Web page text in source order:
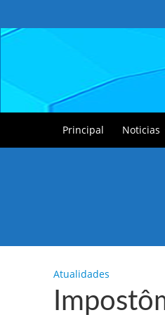
Principal Noticias
Atualidades